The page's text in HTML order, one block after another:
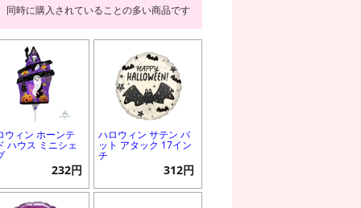
同時に購入されていることの多い商品です
ウィン ホーンテ
ハウス ミニシェ
232円
ハロウィン サテン バ
ット アタック 17イン
チ
312円